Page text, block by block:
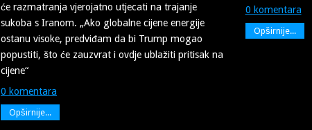
će razmatranja vjerojatno utjecati na trajanje
sukoba s Iranom. „Ako globalne cijene energije
ostanu visoke, predviđam da bi Trump mogao
popustiti, što će zauzvrat i ovdje ublažiti pritisak na
cijene“
0 komentara
Opširnije...
0 komentara
Opširnije...